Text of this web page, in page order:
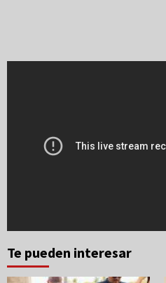
Te pueden interesar